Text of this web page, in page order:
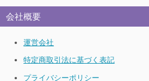
会社概要
運営会社
特定商取引法に基づく表記
プライバシーポリシー